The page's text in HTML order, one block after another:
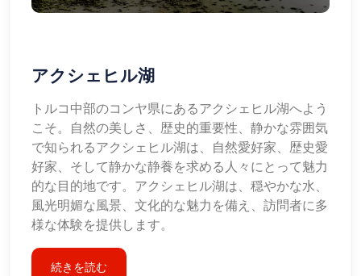
アクシェヒル湖
トルコ中部のコンヤ県にあるアクシェヒル湖へよう
こそ。自然の美しさ、歴史的重要性、静かな雰囲気
で知られるアクシェヒル湖は、自然愛好家、歴史愛
好家、そして静かな静養を求める人々にとって魅力
的な目的地です。アクシェヒル湖は、穏やかな水、
風光明媚な風景、文化的な魅力を備え、訪問者に多
様な体験を提供します。
続きを読む